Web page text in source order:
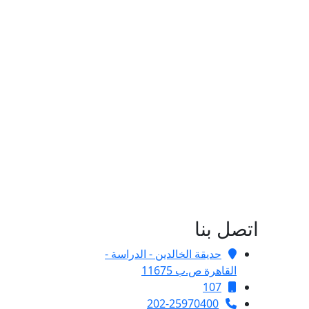
اتصل بنا
حديقة الخالدين - الدراسة -
القاهرة ص.ب 11675
107
202-25970400